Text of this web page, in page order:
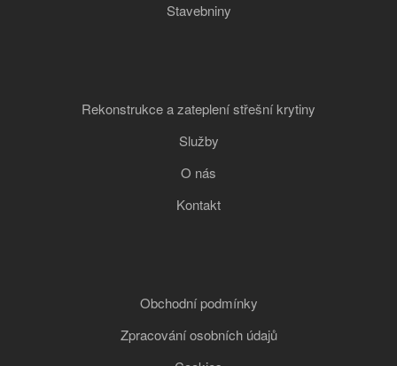
Stavebniny
Rekonstrukce a zateplení střešní krytiny
Služby
O nás
Kontakt
Obchodní podmínky
Zpracování osobních údajů